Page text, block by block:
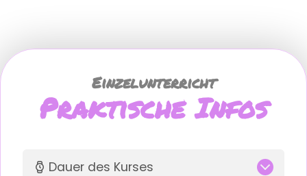
Einzelunterricht
Praktische Infos
Dauer des Kurses